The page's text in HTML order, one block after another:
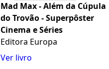
Mad Max - Além da Cúpula
do Trovão - Superpôster
Cinema e Séries
Editora Europa
Ver livro